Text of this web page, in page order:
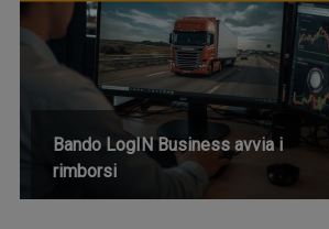
Bando LogIN Business avvia i
rimborsi